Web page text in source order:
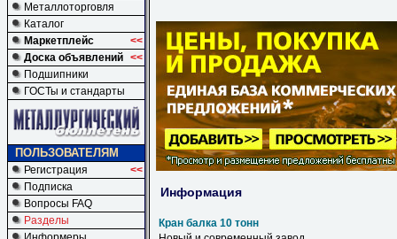
Металлоторговля
Каталог
Маркетплейс
<<
Доска объявлений <<
Подшипники
ГОСТы и стандарты
ПОЛЬЗОВАТЕЛЯМ
Регистрация
<<
Подписка
Вопросы FAQ
Разделы
Информация
Кран балка 10 тонн